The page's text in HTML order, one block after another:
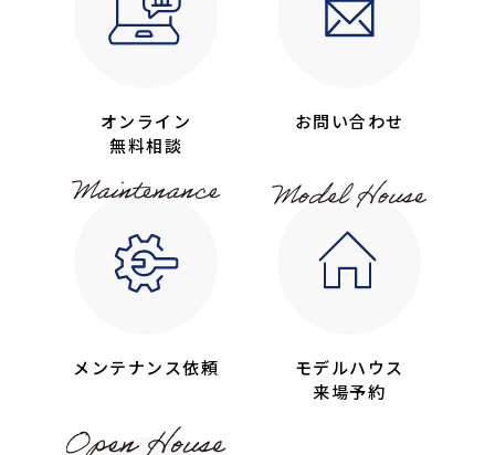
オンライン
無料相談
お問い合わせ
メンテナンス依頼
モデルハウス
来場予約